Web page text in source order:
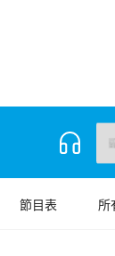
節目表 所